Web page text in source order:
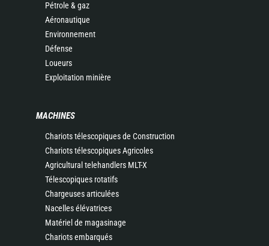
Pétrole & gaz
Aéronautique
Environnement
Défense
Loueurs
Exploitation minière
MACHINES
Chariots télescopiques de Construction
Chariots télescopiques Agricoles
Agricultural telehandlers MLT-X
Télescopiques rotatifs
Chargeuses articulées
Nacelles élévatrices
Matériel de magasinage
Chariots embarqués